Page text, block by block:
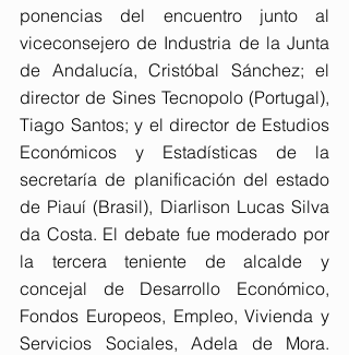
ponencias del encuentro junto al
viceconsejero de Industria de la Junta
de Andalucía, Cristóbal Sánchez; el
director de Sines Tecnopolo (Portugal),
Tiago Santos; y el director de Estudios
Económicos y Estadísticas de la
secretaría de planificación del estado
de Piauí (Brasil), Diarlison Lucas Silva
da Costa. El debate fue moderado por
la tercera teniente de alcalde y
concejal de Desarrollo Económico,
Fondos Europeos, Empleo, Vivienda y
Servicios Sociales, Adela de Mora.